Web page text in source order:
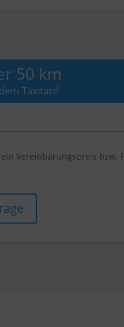
50 km
Taxitarif
Vereinbarungspreis bzw.